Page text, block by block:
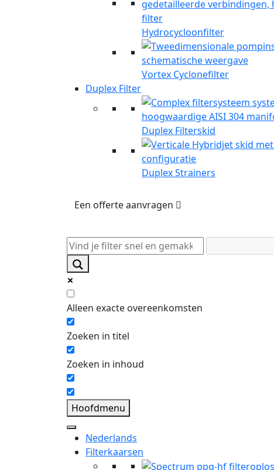
Hydrocycloonfilter
Vortex Cyclonefilter
Duplex Filter
Duplex Filterskid
Duplex Strainers
Een offerte aanvragen
Alleen exacte overeenkomsten
Zoeken in titel
Zoeken in inhoud
Hoofdmenu
Nederlands
Filterkaarsen